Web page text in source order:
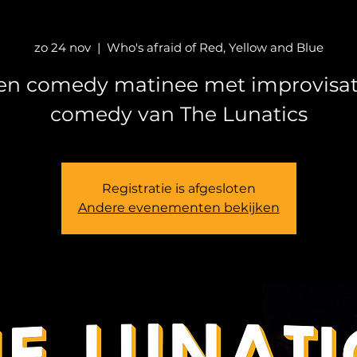
zo 24 nov
  |
Who's afraid of Red, Yellow and Blue
comedy matinee met
comedy van The Lunatics
Registratie is afgesloten
Andere evenementen bekijken